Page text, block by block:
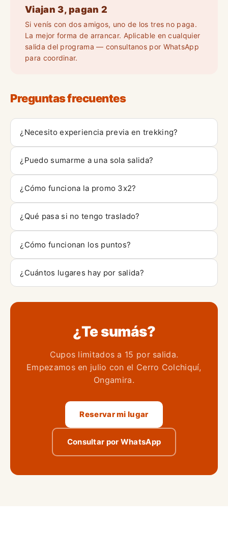
Viajan 3, pagan 2
Si venís con dos amigos, uno de los tres no paga.
La mejor forma de arrancar. Aplicable en cualquier
salida del programa — consultanos por WhatsApp
para coordinar.
Preguntas frecuentes
¿Necesito experiencia previa en trekking?
¿Puedo sumarme a una sola salida?
¿Cómo funciona la promo 3x2?
¿Qué pasa si no tengo traslado?
¿Cómo funcionan los puntos?
¿Cuántos lugares hay por salida?
¿Te sumás?
Cupos limitados a 15 por salida.
Empezamos en julio con el Cerro Colchiquí,
Ongamira.
Reservar mi lugar
Consultar por WhatsApp